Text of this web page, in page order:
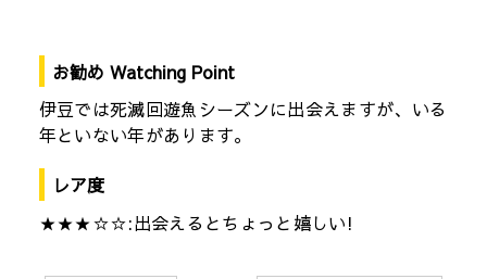
お勧め Watching Point
伊豆では死滅回遊魚シーズンに出会えますが、いる
年といない年があります。
レア度
★★★☆☆:出会えるとちょっと嬉しい!